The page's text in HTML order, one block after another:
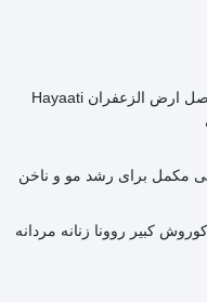
ادکلن حیاتی اصل ارض الزعفران Hayaati
مکمل برای رشد مو و ناخن
کبیر روونا زنانه مردانه